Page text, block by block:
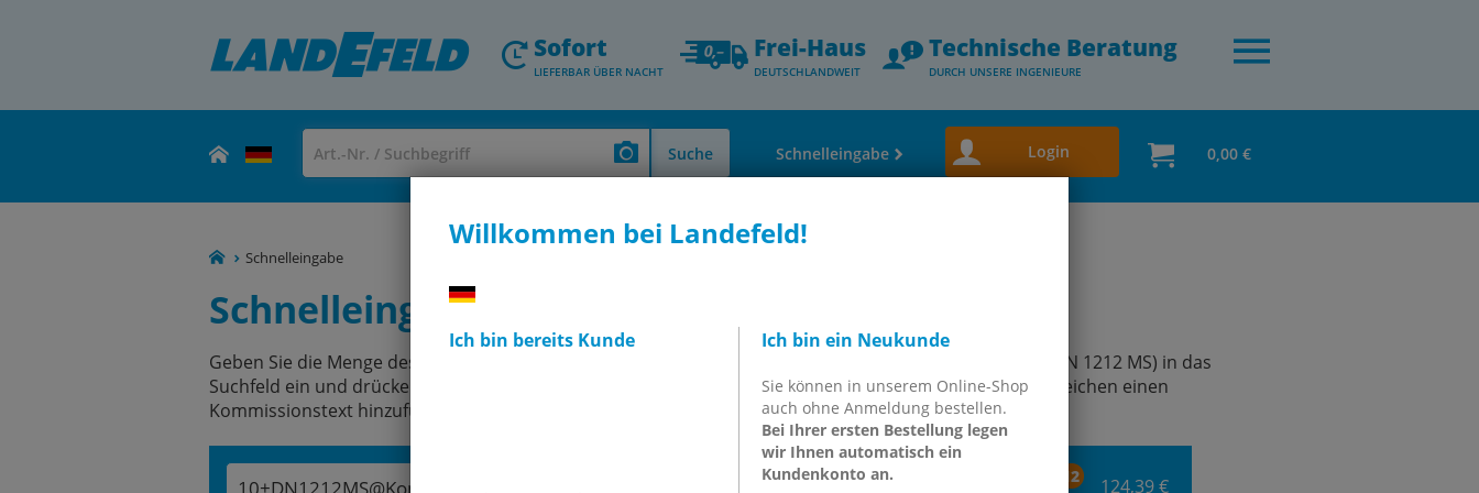
Willkommen bei Landefeld!
Ich bin bereits Kunde Ich bin ein Neukunde
Sie können in unserem Online-Shop
auch ohne Anmeldung bestellen.
Bei Ihrer ersten Bestellung legen
wir Ihnen automatisch ein
Kundenkonto an.
Sofort
LIEFERBAR ÜBER NACHT
Frei-Haus
DEUTSCHLANDWEIT
Technische Beratung
DURCH UNSERE INGENIEURE
Suche Schnelleingabe Login 0,00 €
Schnelleingabe
Schnelleingabe
Geben Sie die Menge des Artikels (z.B. 10) gefolgt von einem Pluszeichen und der Artikelnummer (z. B. DN 1212 MS) in das
Suchfeld ein und drücken Sie dann Enter. Optional können Sie hinter der Artikelnummer mit einem @-Zeichen einen
Kommissionstext hinzufügen (z.B. 10+DN1212MS@Kommissionstext).
12 124,39 €